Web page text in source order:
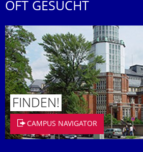
OFT GESUCHT
FINDEN!
CAMPUS NAVIGATOR